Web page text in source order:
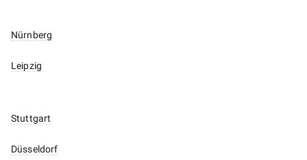
Nürnberg
Leipzig
Stuttgart
Düsseldorf